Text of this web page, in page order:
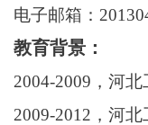
电子邮箱：
教育背景：
2004-2009 ，河
2009-2012 ，河